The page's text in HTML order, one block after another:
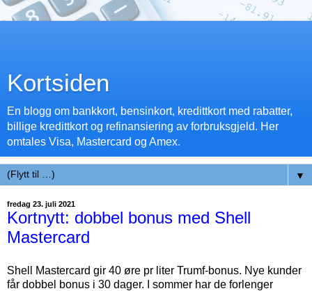
Kortsiden
En blogg om bankkort, bensinkort, kredittkort med rabatter,
billige kredittkort og refinansiering av forbruksgjeld. Her
omtales Visa, Mastercard og Amex.
▼
fredag 23. juli 2021
Kortnytt: dobbel bonus med Shell
Mastercard
Shell Mastercard gir 40 øre pr liter Trumf-bonus. Nye kunder
får dobbel bonus i 30 dager. I sommer har de forlenger